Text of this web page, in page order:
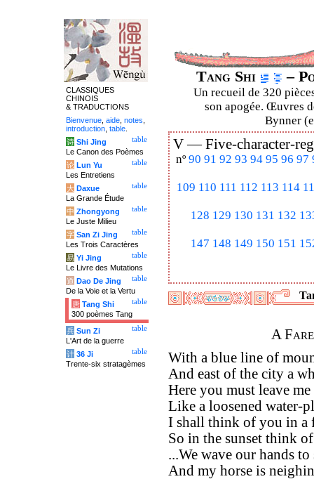
Tang Shi –
Un recueil de 320
son apogée. Œuvres
Bynner
V —Five-character-
nº 90 91 92 93 94 95 96 97
109 110 111 112 113 114
128 129 130 131 132
147 148 149 150 151
A
With a blue line of
And east of the city a
Here you must leave
Like a loosened water-
I shall think of you in a
So in the sunset think
...We wave our hands
And my horse is
CLASSIQUES
CHINOIS
& TRADUCTIONS
Bienvenue aide notes
introduction table
table
诗 Shi Jing
Le Canon des Poèmes
table
论 Lun Yu
Les Entretiens
table
大 Daxue
La Grande Étude
table
中 Zhongyong
Le Juste Milieu
table
字 San Zi Jing
Les Trois Caractères
table
易 Yi Jing
Le Livre des Mutations
table
道 Dao De Jing
De la Voie et la Vertu
table
唐 Tang Shi
300 poèmes Tang
table
兵 Sun Zi
L'Art de la guerre
table
计 36 Ji
Trente-six stratagèmes